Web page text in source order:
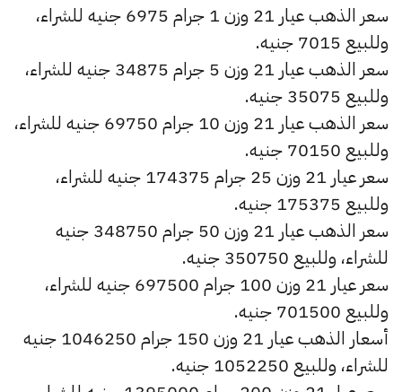
سعر الذهب عيار 21 وزن 1 جرام 6975 جنيه للشراء،
وللبيع 7015 جنيه.
سعر الذهب عيار 21 وزن 5 جرام 34875 جنيه للشراء،
وللبيع 35075 جنيه.
سعر الذهب عيار 21 وزن 10 جرام 69750 جنيه للشراء،
وللبيع 70150 جنيه.
سعر عيار 21 وزن 25 جرام 174375 جنيه للشراء،
وللبيع 175375 جنيه.
سعر الذهب عيار 21 وزن 50 جرام 348750 جنيه
للشراء، وللبيع 350750 جنيه.
سعر عيار 21 وزن 100 جرام 697500 جنيه للشراء،
وللبيع 701500 جنيه.
أسعار الذهب عيار 21 وزن 150 جرام 1046250 جنيه
للشراء، وللبيع 1052250 جنيه.